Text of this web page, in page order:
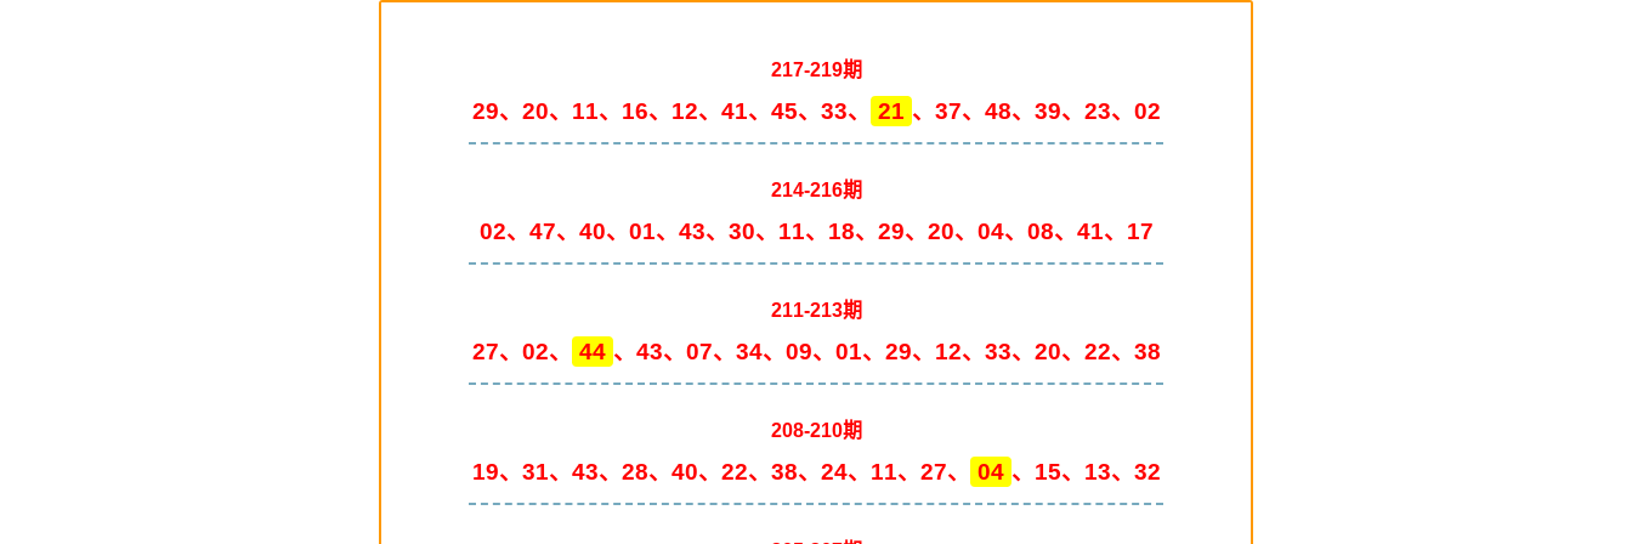
217-219期
29、20、11、16、12、41、45、33、 21 、37、48、39、23、02
214-216期
02、47、40、01、43、30、11、18、29、20、04、08、41、17
211-213期
27、02、 44 、43、07、34、09、01、29、12、33、20、22、38
208-210期
19、31、43、28、40、22、38、24、11、27、 04 、15、13、32